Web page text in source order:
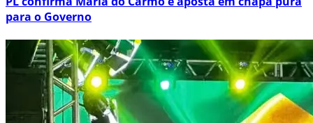
para o Governo